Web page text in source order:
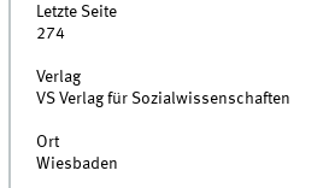
Letzte Seite
274
Verlag
VS Verlag für Sozialwissenschaften
Ort
Wiesbaden